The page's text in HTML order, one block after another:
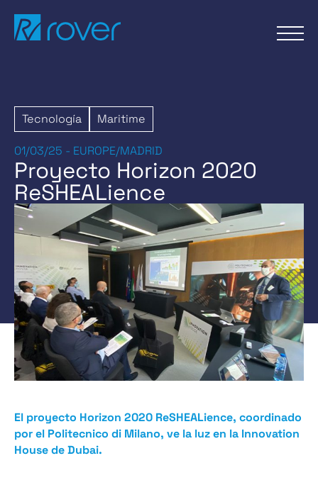
contenido
Tecnología Maritime
01/03/25 - EUROPE/MADRID
Proyecto Horizon 2020
ReSHEALience
El proyecto Horizon 2020 ReSHEALience, coordinado
por el Politecnico di Milano, ve la luz en la Innovation
House de Dubai.